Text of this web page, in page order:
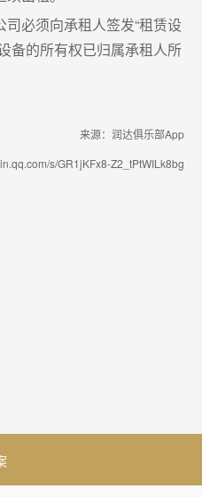
必须向承租人签发“租赁设
备的所有权已归属承租人所
来源：润达俱乐部App
s/GR1jKFx8-Z2_tPtWILk8bg